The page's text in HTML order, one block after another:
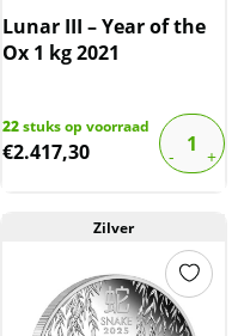
Lunar III – Year of the
Ox 1 kg 2021
22stuks op voorraad
€2.417,30
Zilver